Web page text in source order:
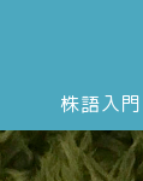
株語入門